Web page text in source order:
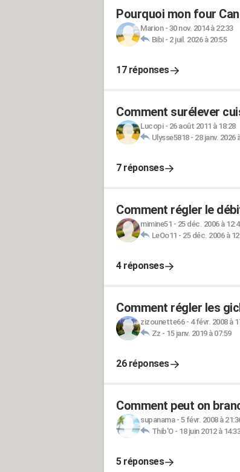
Pourquoi mon four
Marion- 30 nov. 2014 à 22:33
Bibi- 2 juil. 2026 à 20:55
17 réponses
Comment surélever
Lucopi- 26 août 2011 à 18:28
Ulysse5818- 28 janv. 2026
7 réponses
Comment régler le
mimine51 - 25 déc. 2006 à
LeOo11 - 25 déc. 2006 à
4 réponses
Comment régler les
zizounette66- 4 févr. 2008 à
Zz - 15 janv. 2019 à 07:59
26 réponses
Comment peut on
supanama- 5 févr. 2008 à
Thib'O- 18 juin 2012 à 14:33
5 réponses